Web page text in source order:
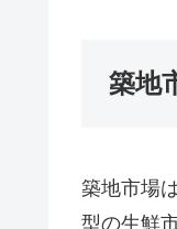
築地
築地市場
型の生鮮